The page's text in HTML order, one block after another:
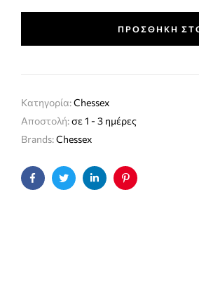
ΠΡΟΣΘΉΚΗ
Κατηγορία:Chessex
Αποστολή:σε 1 - 3 ημέρες
Brands:Chessex
FacebookTwitterLinkedinPinterest